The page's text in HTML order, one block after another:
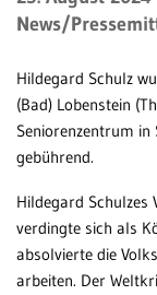
Schwetzingen
Sinsheim
Weinheim
News/
Hildegard Schulz
(Bad) Lobenstein
Seniorenzentrum in
gebührend.
Hildegard Schulzes
verdingte sich als
absolvierte die
arbeiten. Der